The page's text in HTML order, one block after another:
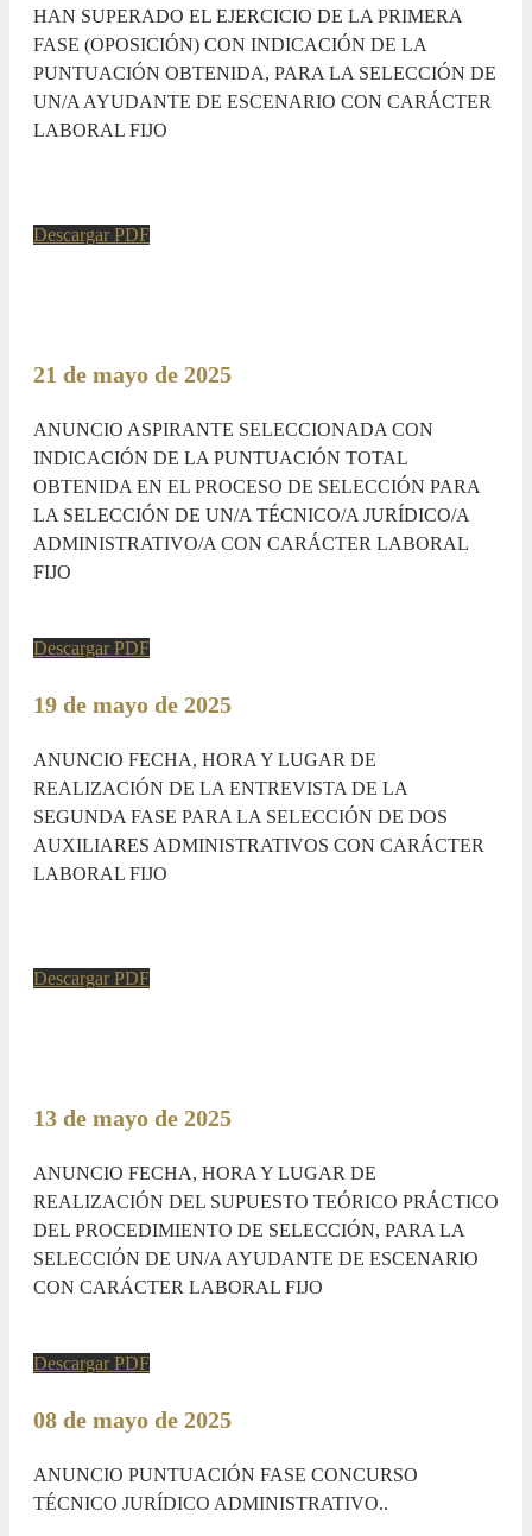
HAN SUPERADO EL EJERCICIO DE LA PRIMERA
FASE (OPOSICIÓN) CON INDICACIÓN DE LA
PUNTUACIÓN OBTENIDA, PARA LA SELECCIÓN DE
UN/A AYUDANTE DE ESCENARIO CON CARÁCTER
LABORAL FIJO
Descargar PDF
21 de mayo de 2025
ANUNCIO ASPIRANTE SELECCIONADA CON
INDICACIÓN DE LA PUNTUACIÓN TOTAL
OBTENIDA EN EL PROCESO DE SELECCIÓN PARA
LA SELECCIÓN DE UN/A TÉCNICO/A JURÍDICO/A
ADMINISTRATIVO/A CON CARÁCTER LABORAL
FIJO
Descargar PDF
19 de mayo de 2025
ANUNCIO FECHA, HORA Y LUGAR DE
REALIZACIÓN DE LA ENTREVISTA DE LA
SEGUNDA FASE PARA LA SELECCIÓN DE DOS
AUXILIARES ADMINISTRATIVOS CON CARÁCTER
LABORAL FIJO
Descargar PDF
13 de mayo de 2025
ANUNCIO FECHA, HORA Y LUGAR DE
REALIZACIÓN DEL SUPUESTO TEÓRICO PRÁCTICO
DEL PROCEDIMIENTO DE SELECCIÓN, PARA LA
SELECCIÓN DE UN/A AYUDANTE DE ESCENARIO
CON CARÁCTER LABORAL FIJO
Descargar PDF
08 de mayo de 2025
ANUNCIO PUNTUACIÓN FASE CONCURSO
TÉCNICO JURÍDICO ADMINISTRATIVO..